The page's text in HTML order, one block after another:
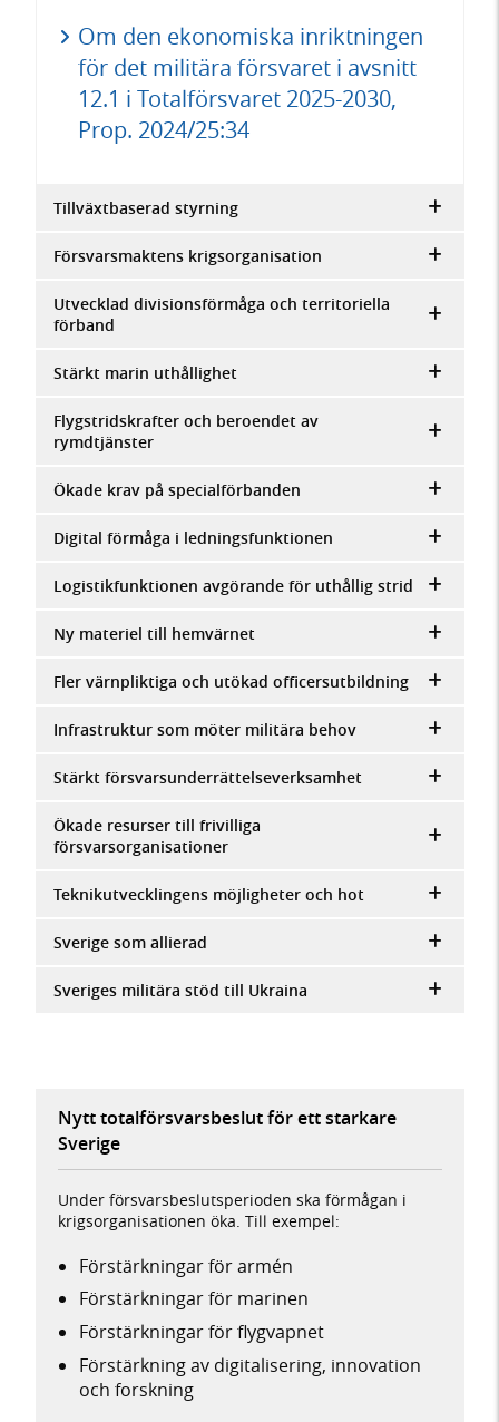
Om den ekonomiska inriktningen
för det militära försvaret i avsnitt
12.1 i Totalförsvaret 2025-2030,
Prop. 2024/25:34
Tillväxtbaserad styrning
Försvarsmaktens krigsorganisation
Utvecklad divisionsförmåga och territoriella
förband
Stärkt marin uthållighet
Flygstridskrafter och beroendet av
rymdtjänster
Ökade krav på specialförbanden
Digital förmåga i ledningsfunktionen
Logistikfunktionen avgörande för uthållig strid
Ny materiel till hemvärnet
Fler värnpliktiga och utökad officersutbildning
Infrastruktur som möter militära behov
Stärkt försvarsunderrättelseverksamhet
Ökade resurser till frivilliga
försvarsorganisationer
Teknikutvecklingens möjligheter och hot
Sverige som allierad
Sveriges militära stöd till Ukraina
Nytt totalförsvarsbeslut för ett starkare
Sverige
Under försvarsbeslutsperioden ska förmågan i
krigsorganisationen öka. Till exempel:
Förstärkningar för armén
Förstärkningar för marinen
Förstärkningar för flygvapnet
Förstärkning av digitalisering, innovation
och forskning